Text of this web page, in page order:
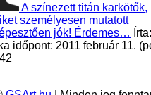
A színezett titán karkötők,
személyesen mutatott
jók! Érdemes…
időpont: 2011 február 11.